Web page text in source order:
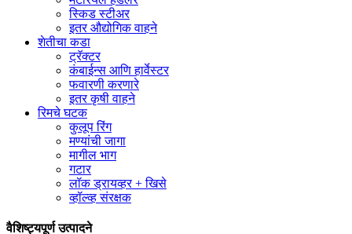
स्किड स्टीअर
इतर औद्योगिक वाहने
शेतीचा कडा
ट्रॅक्टर
कंबाईन्स आणि हार्वेस्टर
फवारणी करणारे
इतर कृषी वाहने
रिमचे घटक
कुलूप रिंग
मण्यांची जागा
मागील भाग
गटार
लॉक ड्रायव्हर + खिसे
व्हॉल्व्ह संरक्षक
वैशिष्ट्यपूर्ण उत्पादने